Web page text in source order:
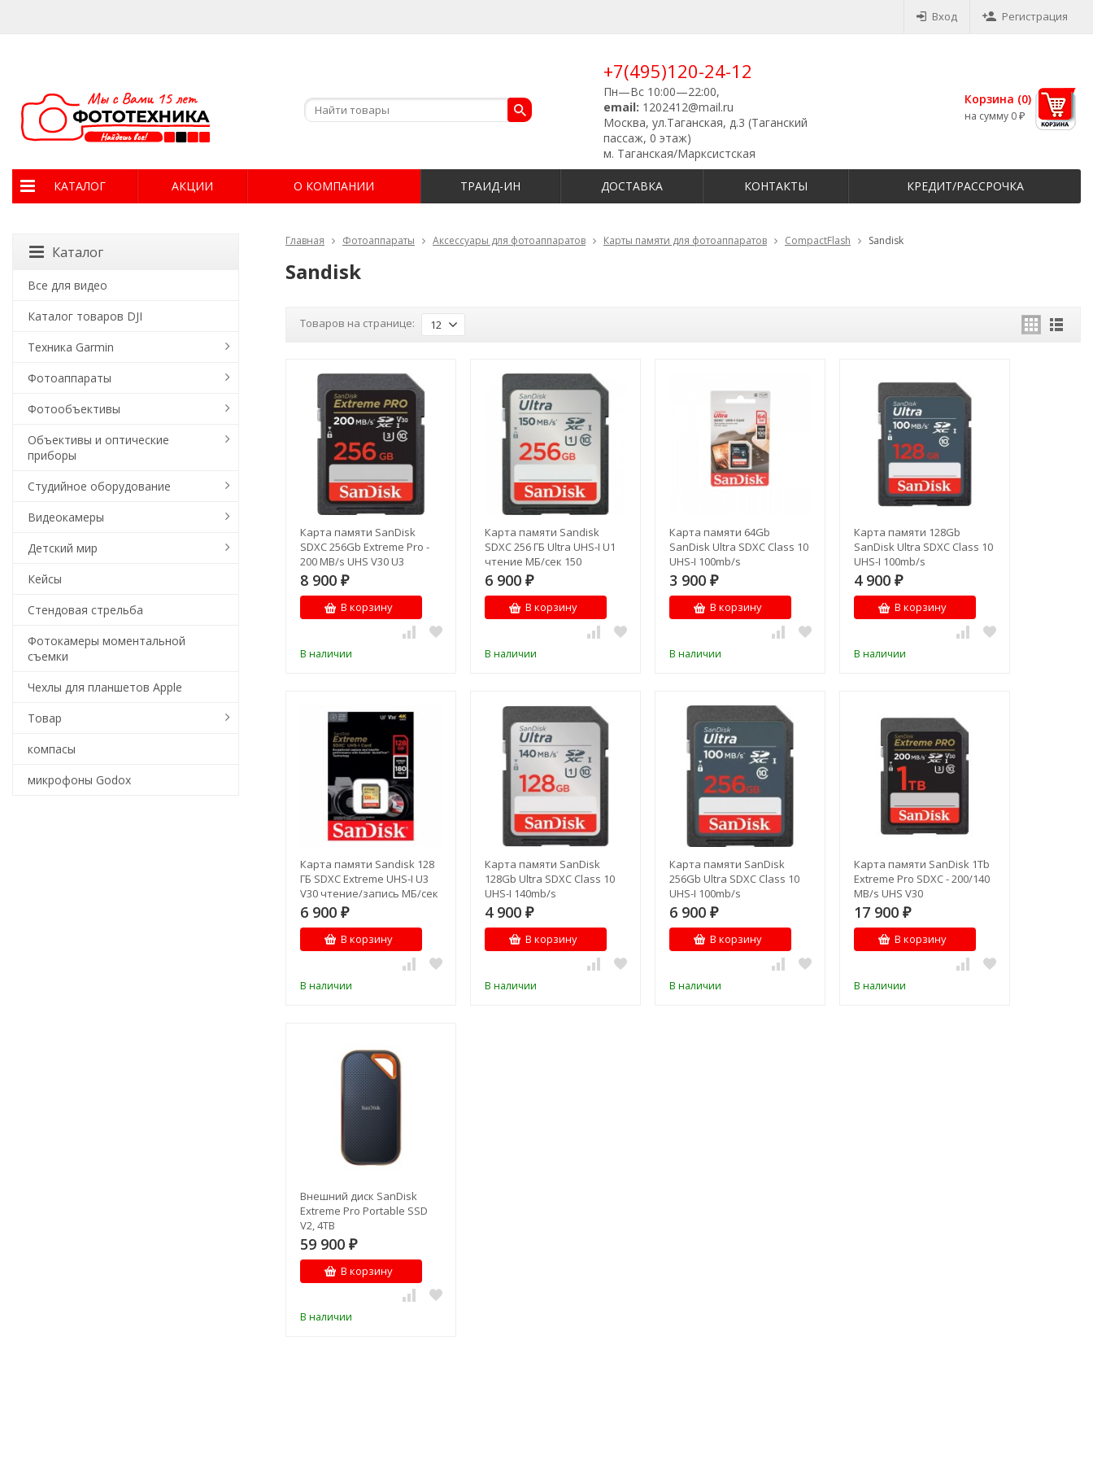
Вход Регистрация
+7(495)120-24-12
Пн—Вс 10:00—22:00,
email: 1202412@mail.ru
Москва, ул.Таганская, д.3 (Таганский
пассаж, 0 этаж)
м. Таганская/Марксистская
Корзина (0)
на сумму 0 ₽
КАТАЛОГ АКЦИИ О КОМПАНИИ ТРАИД-ИН ДОСТАВКА КОНТАКТЫ КРЕДИТ/РАССРОЧКА
Главная Фотоаппараты Аксессуары для фотоаппаратов Карты памяти для фотоаппаратов CompactFlash Sandisk
Sandisk
Товаров на странице: 12
Карта памяти SanDisk
SDXC 256Gb Extreme Pro -
200 MB/s UHS V30 U3
8 900 ₽
В корзину
В наличии
Карта памяти Sandisk
SDXC 256 ГБ Ultra UHS-I U1
чтение МБ/сек 150
6 900 ₽
В корзину
В наличии
Карта памяти 64Gb
SanDisk Ultra SDXC Class 10
UHS-I 100mb/s
3 900 ₽
В корзину
В наличии
Карта памяти 128Gb
SanDisk Ultra SDXC Class 10
UHS-I 100mb/s
4 900 ₽
В корзину
В наличии
Карта памяти Sandisk 128
ГБ SDXC Extreme UHS-I U3
V30 чтение/запись МБ/сек
180/130 1
6 900 ₽
В корзину
В наличии
Карта памяти SanDisk
128Gb Ultra SDXC Class 10
UHS-I 140mb/s
4 900 ₽
В корзину
В наличии
Карта памяти SanDisk
256Gb Ultra SDXC Class 10
UHS-I 100mb/s
6 900 ₽
В корзину
В наличии
Карта памяти SanDisk 1Tb
Extreme Pro SDXC - 200/140
MB/s UHS V30
17 900 ₽
В корзину
В наличии
Внешний диск SanDisk
Extreme Pro Portable SSD
V2, 4TB
59 900 ₽
В корзину
В наличии
Каталог
Все для видео
Каталог товаров DJI
Техника Garmin
Фотоаппараты
Фотообъективы
Объективы и оптические
приборы
Студийное оборудование
Видеокамеры
Детский мир
Кейсы
Стендовая стрельба
Фотокамеры моментальной
съемки
Чехлы для планшетов Apple
Товар
компасы
микрофоны Godox